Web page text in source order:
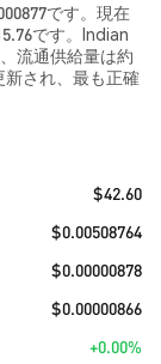
です。現在
です。Indian
流通供給量は約
新され、最も正確
$42.60
$0.00508764
$0.00000878
$0.00000866
+0.00%